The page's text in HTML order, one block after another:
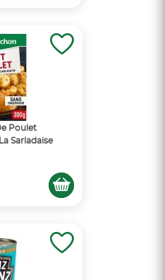
Poulet
Sarladaise